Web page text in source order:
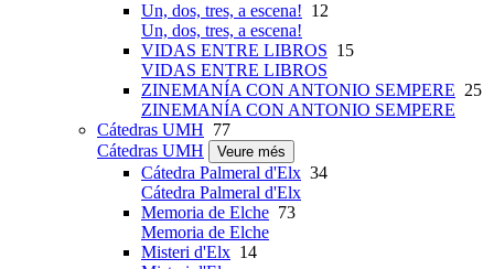
Un, dos, tres, a escena! 12
Un, dos, tres, a escena!
VIDAS ENTRE LIBROS 15
VIDAS ENTRE LIBROS
ZINEMANÍA CON ANTONIO SEMPERE 25
ZINEMANÍA CON ANTONIO SEMPERE
Cátedras UMH 77
Cátedras UMH
Veure més
Cátedra Palmeral d'Elx 34
Cátedra Palmeral d'Elx
Memoria de Elche 73
Memoria de Elche
Misteri d'Elx 14